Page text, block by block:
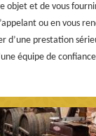
objet et de vous
ou en vous
d’une prestation
équipe de